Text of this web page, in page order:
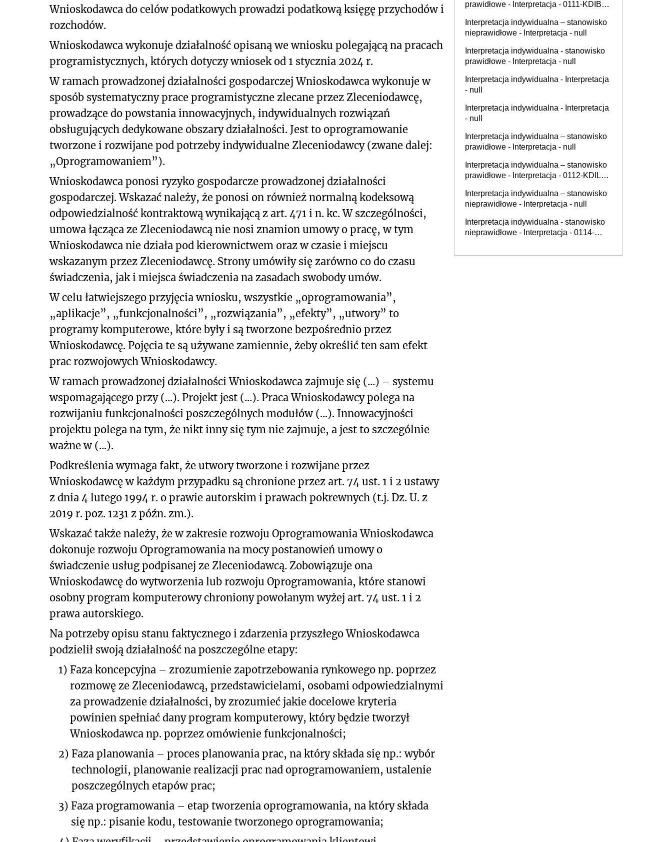
Wnioskodawca do celów podatkowych prowadzi podatkową księgę przychodów i
rozchodów.
Wnioskodawca wykonuje działalność opisaną we wniosku polegającą na pracach
programistycznych, których dotyczy wniosek od 1 stycznia 2024 r.
W ramach prowadzonej działalności gospodarczej Wnioskodawca wykonuje w
sposób systematyczny prace programistyczne zlecane przez Zleceniodawcę,
prowadzące do powstania innowacyjnych, indywidualnych rozwiązań
obsługujących dedykowane obszary działalności. Jest to oprogramowanie
tworzone i rozwijane pod potrzeby indywidualne Zleceniodawcy (zwane dalej:
„Oprogramowaniem”).
Wnioskodawca ponosi ryzyko gospodarcze prowadzonej działalności
gospodarczej. Wskazać należy, że ponosi on również normalną kodeksową
odpowiedzialność kontraktową wynikającą z art. 471 i n. kc. W szczególności,
umowa łącząca ze Zleceniodawcą nie nosi znamion umowy o pracę, w tym
Wnioskodawca nie działa pod kierownictwem oraz w czasie i miejscu
wskazanym przez Zleceniodawcę. Strony umówiły się zarówno co do czasu
świadczenia, jak i miejsca świadczenia na zasadach swobody umów.
W celu łatwiejszego przyjęcia wniosku, wszystkie „oprogramowania”,
„aplikacje”, „funkcjonalności”, „rozwiązania”, „efekty”, „utwory” to
programy komputerowe, które były i są tworzone bezpośrednio przez
Wnioskodawcę. Pojęcia te są używane zamiennie, żeby określić ten sam efekt
prac rozwojowych Wnioskodawcy.
W ramach prowadzonej działalności Wnioskodawca zajmuje się (...) – systemu
wspomagającego przy (...). Projekt jest (...). Praca Wnioskodawcy polega na
rozwijaniu funkcjonalności poszczególnych modułów (...). Innowacyjności
projektu polega na tym, że nikt inny się tym nie zajmuje, a jest to szczególnie
ważne w (...).
Podkreślenia wymaga fakt, że utwory tworzone i rozwijane przez
Wnioskodawcę w każdym przypadku są chronione przez art. 74 ust. 1 i 2 ustawy
z dnia 4 lutego 1994 r. o prawie autorskim i prawach pokrewnych (t.j. Dz. U. z
2019 r. poz. 1231 z późn. zm.).
Wskazać także należy, że w zakresie rozwoju Oprogramowania Wnioskodawca
dokonuje rozwoju Oprogramowania na mocy postanowień umowy o
świadczenie usług podpisanej ze Zleceniodawcą. Zobowiązuje ona
Wnioskodawcę do wytworzenia lub rozwoju Oprogramowania, które stanowi
osobny program komputerowy chroniony powołanym wyżej art. 74 ust. 1 i 2
prawa autorskiego.
Na potrzeby opisu stanu faktycznego i zdarzenia przyszłego Wnioskodawca
podzielił swoją działalność na poszczególne etapy:
1) Faza koncepcyjna – zrozumienie zapotrzebowania rynkowego np. poprzez
rozmowę ze Zleceniodawcą, przedstawicielami, osobami odpowiedzialnymi
za prowadzenie działalności, by zrozumieć jakie docelowe kryteria
powinien spełniać dany program komputerowy, który będzie tworzył
Wnioskodawca np. poprzez omówienie funkcjonalności;
2) Faza planowania – proces planowania prac, na który składa się np.: wybór
technologii, planowanie realizacji prac nad oprogramowaniem, ustalenie
poszczególnych etapów prac;
3) Faza programowania – etap tworzenia oprogramowania, na który składa
się np.: pisanie kodu, testowanie tworzonego oprogramowania;
prawidłowe - Interpretacja - 0111-KDIB2-
Interpretacja indywidualna – stanowisko
nieprawidłowe - Interpretacja - null
Interpretacja indywidualna - stanowisko
prawidłowe - Interpretacja - null
Interpretacja indywidualna - Interpretacja
- null
Interpretacja indywidualna - Interpretacja
- null
Interpretacja indywidualna – stanowisko
prawidłowe - Interpretacja - null
Interpretacja indywidualna – stanowisko
prawidłowe - Interpretacja - 0112-KDIL2-
Interpretacja indywidualna – stanowisko
nieprawidłowe - Interpretacja - null
Interpretacja indywidualna - stanowisko
nieprawidłowe - Interpretacja - 0114-